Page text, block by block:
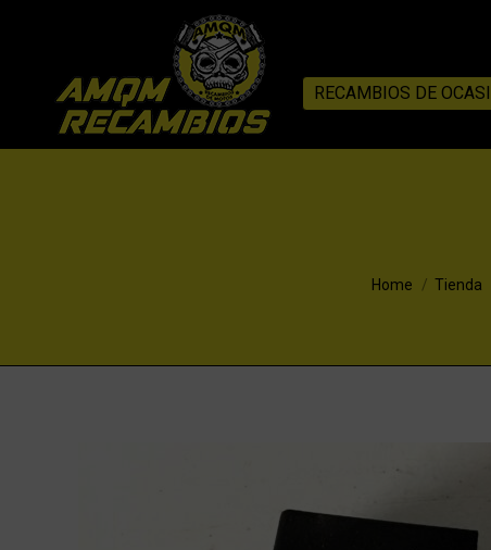
RECAMBIOS DE
You are here:
Home Tienda